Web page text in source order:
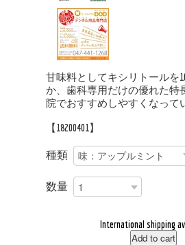
甘味料としてキシリトールを
か、歯科専用だけの優れた特
院でおすすめしやすくなって
【18200401】
種類
数量
International shipping
Add to cart